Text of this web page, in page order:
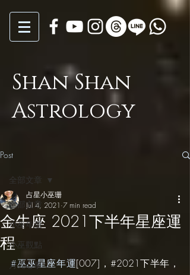
Shan Shan
Astrology
Post
全部文章
小巫年運
小巫觀點
月亮心事
全部文章
金牛座 2021下半年星座運
程
占星小巫珊
Jul 4, 2021 7 min read
#巫巫星座年運[007]，#2021下半年，